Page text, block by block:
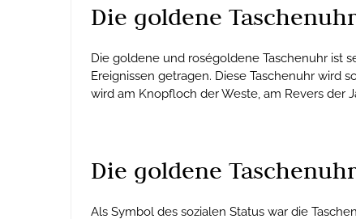
Die goldene
Die goldene und roségoldene Taschenuhr ist
Ereignissen getragen. Diese Taschenuhr wird
wird am Knopfloch der Weste, am Revers der
Die goldene
Als Symbol des sozialen Status war die